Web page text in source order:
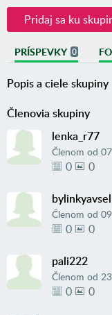
Pridaj sa ku
PRÍSPEVKY 0
Popis a ciele skupiny
Členovia skupiny
lenka_r77
Členom od
0 0
Členom od
0 0
pali222
Členom od
0 0